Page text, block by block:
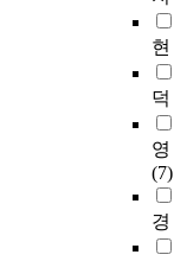
현
덕
(7)
경